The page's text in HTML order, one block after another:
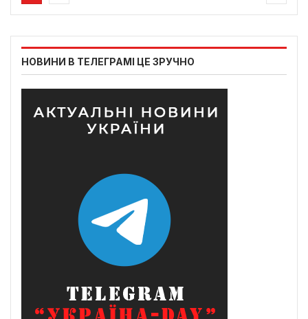
НОВИНИ В ТЕЛЕГРАМІ ЦЕ ЗРУЧНО